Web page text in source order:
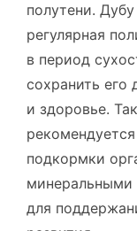
полутени.
регулярная
в период
сохранить его
и здоровье.
подкормки
минеральными
для